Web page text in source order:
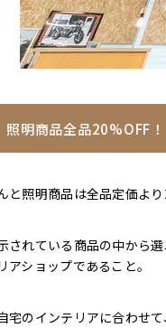
照明商品全品20%OFF！
と照明商品は全品定価よ
されている商品の中から
アショップであること。
宅のインテリアに合わせ